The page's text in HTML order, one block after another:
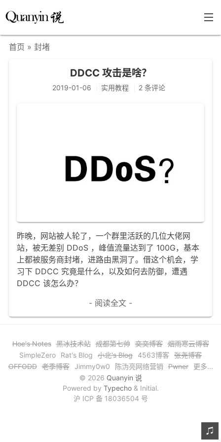
文章分类
福利共享
其他页面
文章归档
谷歌站内搜索
留言板
首页 » 封堵
DDCC 攻击是啥？
2019-01-06 实用教程 2 条评论
昨晚，网站被人轮了，一个群里活跃的几位大佬网
站，被无差别 DDoS ，峰值流量达到了 100G，基本
上都被服务商封堵，进路由黑洞了。借这个机会，学
习下 DDCC 究竟是什么，以及如何去防御，遭遇
DDCC 该怎么办？
- 阅读全文 -
Hoe's Notes 黑冰技术站 成都第七帅 奕奕博客 烟雨寒云博客
SimpleZero
Rat's Blog 小北's Blog 4563博客
张尧博客
OFFODD 老季博客 Jimmy0w0 陈沩亮网络营销 Pwner
更多...
© 2026 Quanyin 说
Powered by Typecho& Initial.
沪 ICP 备 18036504 号